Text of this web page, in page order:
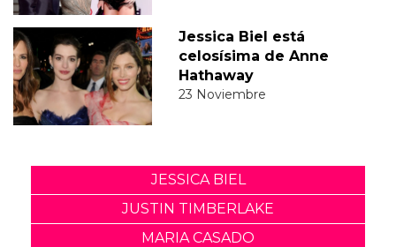
Jessica Biel está
celosísima de Anne
Hathaway
23 Noviembre
JESSICA BIEL
JUSTIN TIMBERLAKE
MARIA CASADO